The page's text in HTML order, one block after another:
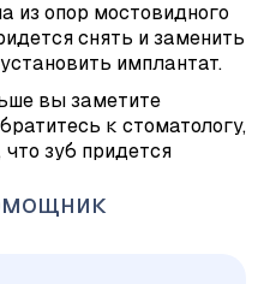
из опор мостовидного
снять и заменить
имплантат.
вы заметите
к стоматологу,
зуб придется